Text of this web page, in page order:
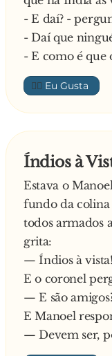
- Este é o teu
É. – Responde
Pergunta o
Responde o
Virando-se
- Importas-te
E muito
- Ovelha
- E daí? -
- Daí que
- E como é que
👍🏼
Índios à
Estava o
fundo da colina
todos armados
grita:
— Índios à vista!
E o coronel
— E são
E Manoel
— Devem ser,